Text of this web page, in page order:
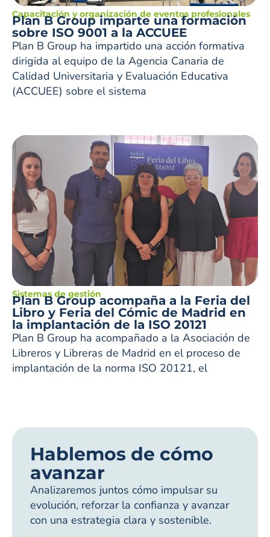
Capacitación y organización de eventos profesionales
Plan B Group imparte una formación
sobre ISO 9001 a la ACCUEE
Plan B Group ha impartido una acción formativa
dirigida al equipo de la Agencia Canaria de
Calidad Universitaria y Evaluación Educativa
(ACCUEE) sobre el sistema
Sistemas de gestión
Plan B Group acompaña a la Feria del
Libro y Feria del Cómic de Madrid en
la implantación de la ISO 20121
Plan B Group ha acompañado a la Asociación de
Libreros y Libreras de Madrid en el proceso de
implantación de la norma ISO 20121, el
Hablemos de cómo
avanzar
Analizaremos juntos cómo impulsar su
evolución, reforzar la confianza y avanzar
con una estrategia clara y sostenible.